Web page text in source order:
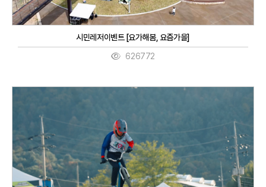
시민레저이벤트 [요가해봄, 요즘가을]
626772